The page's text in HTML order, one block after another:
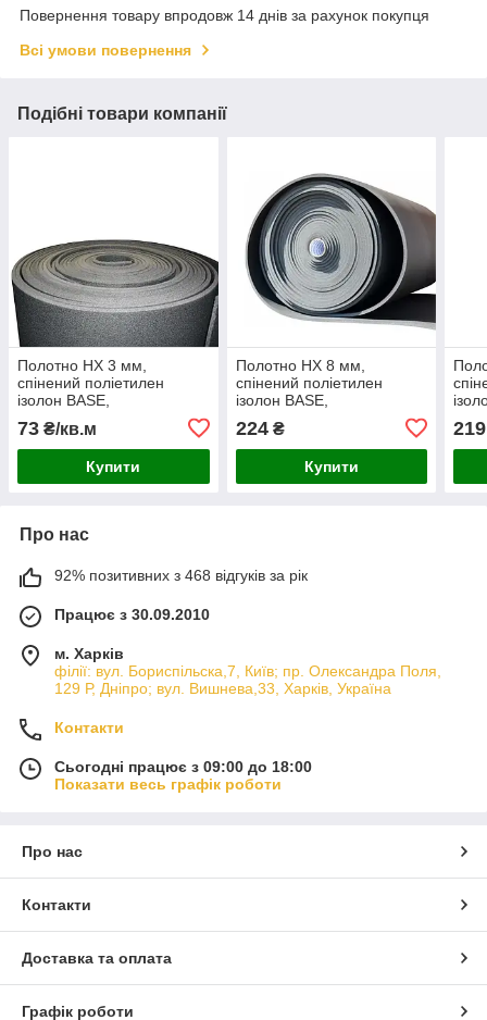
Повернення товару впродовж 14 днів за рахунок покупця
Всі умови повернення
Подібні товари компанії
Полотно НХ 3 мм,
спінений поліетилен
ізолон BASE,
теплоізоляційна підкладка
30 кг/м³ не обрізна
ширина 1,03м
73 ₴/кв.м
Купити
Полотно НХ 8 мм,
спінений поліетилен
ізолон BASE,
теплоізоляційна підкладка
33кг/м³ не обрізна ширина
1,03м
224₴
Купити
219
Про нас
92% позитивних з 468 відгуків за рік
Працює з 30.09.2010
м. Харків
філії: вул. Бориcпільска,7, Київ; пр. Олександра Поля,
129 Р, Дніпро; вул. Вишнева,33, Харків, Україна
Контакти
Сьогодні працює з 09:00 до 18:00
Показати весь графік роботи
Про нас
Контакти
Доставка та оплата
Графік роботи